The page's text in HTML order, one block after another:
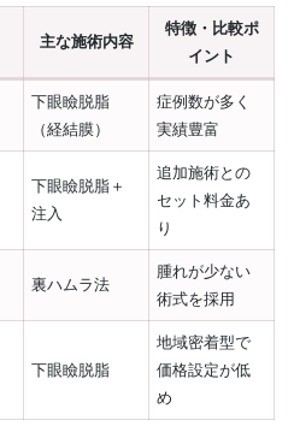
主な施術内容
特徴・比較ポ
イント
下眼瞼脱脂
（経結膜）
症例数が多く
実績豊富
下眼瞼脱脂＋
注入
追加施術との
セット料金あ
り
裏ハムラ法
腫れが少ない
術式を採用
下眼瞼脱脂
地域密着型で
価格設定が低
め